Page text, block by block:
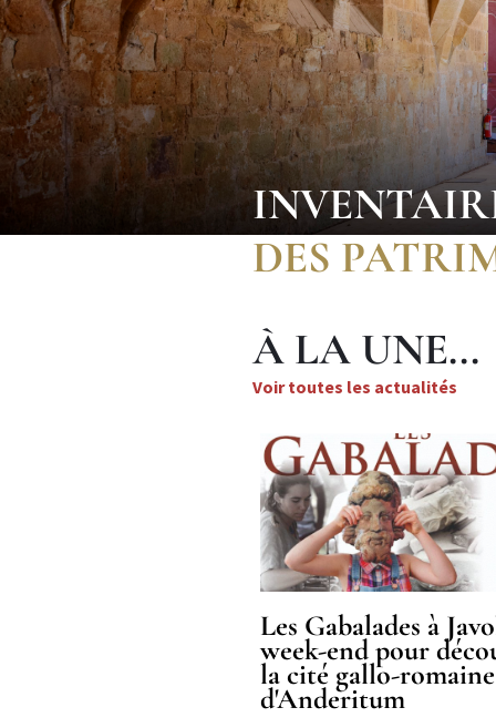
DES
À LA UNE...
Voir toutes les actualités
Image
Les Gabalades à
week-end pour
la cité gallo-romaine
d'Anderitum